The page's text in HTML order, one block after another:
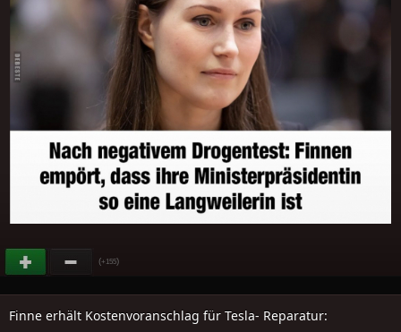
(+155)
Finne erhält Kostenvoranschlag für Tesla- Reparatur: